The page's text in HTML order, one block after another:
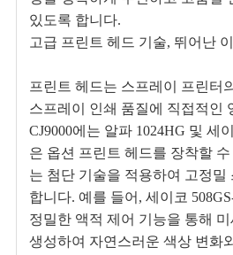
있도록 합니다.
고급 프린트 헤드 기술, 뛰어난
프린트 헤드는 스프레이 프린터
스프레이 인쇄 품질에 직접적인
CJ9000에는 알파 1024HG 및 세
은 옵션 프린트 헤드를 장착할
는 첨단 기술을 적용하여 고정밀
합니다. 예를 들어, 세이코
정밀한 액적 제어 기능을 통해
생성하여 자연스러운 색상 변화